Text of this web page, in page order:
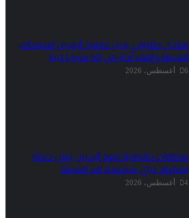
منتدى حقوقي يدين تصعيد البحرين استهداف
الشيعة وإلغاء أكثر من 50 موكبا دينيا
6 أغسطس، 2026
منظمات حقوقية تتهم البحرين بشن حملة
اضطهاد ديني ممنهجة ضد الشيعة
4 أغسطس، 2026